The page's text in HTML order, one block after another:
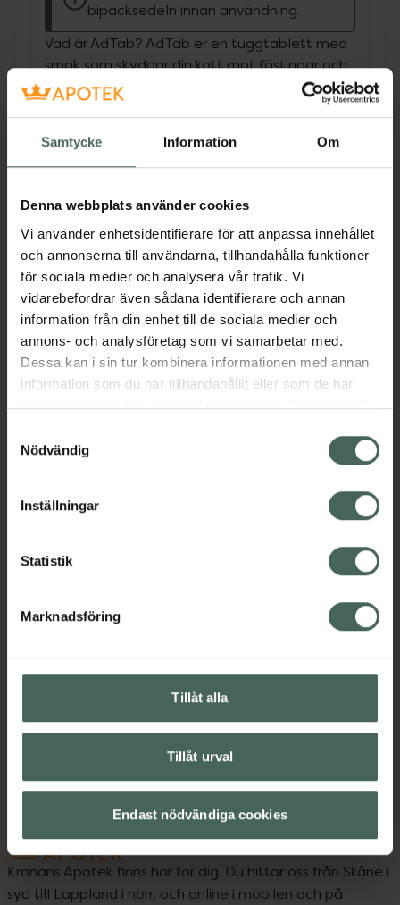
Samtycke Information Om
Denna webbplats använder cookies
Vi använder enhetsidentifierare för att anpassa innehållet
och annonserna till användarna, tillhandahålla funktioner
för sociala medier och analysera vår trafik. Vi
vidarebefordrar även sådana identifierare och annan
information från din enhet till de sociala medier och
annons- och analysföretag som vi samarbetar med.
Dessa kan i sin tur kombinera informationen med annan
information som du har tillhandahållit eller som de har
samlat in när du har använt deras tjänster. Samtycke till
återkalla ditt samtycke via webbplatsens
cookieinställningar. Ett återkallat samtycke påverkar inte
lagligheten av behandling som skett innan återkallelsen.
Nödvändig
Inställningar
Statistik
Marknadsföring
Tillåt alla
Tillåt urval
Endast nödvändiga cookies
bipacksedeln innan användning.
Vad är AdTab? AdTab er en tuggtablett med
smak som skyddar din katt mot fästingar och
loppor i en månad. För katter mellan 0,5 kg-2
kg. AdTab verkar ögonblickligen dödande och
fästingar och loppor. Så fungerar AdTab
AdTab: innehåller den aktiva substansen
fästingar och loppor, vilket medför en snabb
död för parasiterna. Till katt ges tabletten
inom 30 minuter efter måltiden för att få
avsedd effekt. Ges inte till katter under 8
veckor/0,5 kg. Du hittar AdTab receptfritt på
ditt apotek – online eller i butik. Enkelt och
bekvämt.
EAN:05420036974970
Djurvård
Visa
Upptäck flera produkter inom
Kronans Apotek finns här för dig. Du hittar oss från Skåne i
syd till Lappland i norr, och online i mobilen och på